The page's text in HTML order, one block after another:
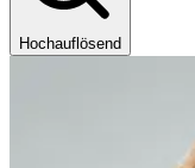
Hochauflösend